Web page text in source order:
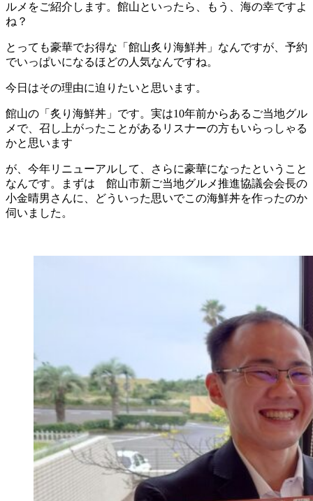
ルメをご紹介します。館山といったら、もう、海の幸ですよ
ね？
とっても豪華でお得な「館山炙り海鮮丼」なんですが、予約
でいっぱいになるほどの人気なんですね。
今日はその理由に迫りたいと思います。
館山の「炙り海鮮丼」です。実は10年前からあるご当地グル
メで、召し上がったことがあるリスナーの方もいらっしゃる
かと思います
が、今年リニューアルして、さらに豪華になったということ
なんです。まずは 館山市新ご当地グルメ推進協議会会長の
小金晴男さんに、どういった思いでこの海鮮丼を作ったのか
伺いました。